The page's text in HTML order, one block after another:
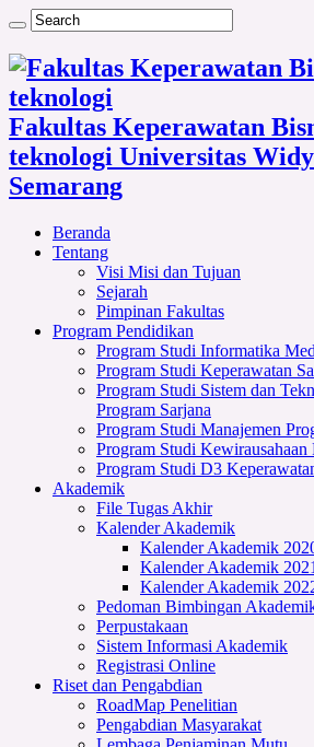
Fakultas Keperawatan
teknologi Universitas
Semarang
Beranda
Tentang
Visi Misi dan Tujuan
Sejarah
Pimpinan Fakultas
Program Pendidikan
Program Studi Informatika
Program Studi Keperawatan
Program Studi Sistem dan
Program Sarjana
Program Studi Manajemen
Program Studi Kewirausahaan
Program Studi D3
Akademik
File Tugas Akhir
Kalender Akademik
Kalender Akademik
Kalender Akademik
Kalender Akademik
Pedoman Bimbingan
Perpustakaan
Sistem Informasi Akademik
Registrasi Online
Riset dan Pengabdian
RoadMap Penelitian
Pengabdian Masyarakat